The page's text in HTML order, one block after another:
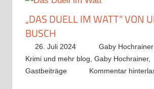
„DAS DUELL IM WATT“ VON
BUSCH
26. Juli 2024 Gaby Hochrainer
Krimi und mehr blog Gaby Hochrainer,
Gastbeiträge
Kommentar